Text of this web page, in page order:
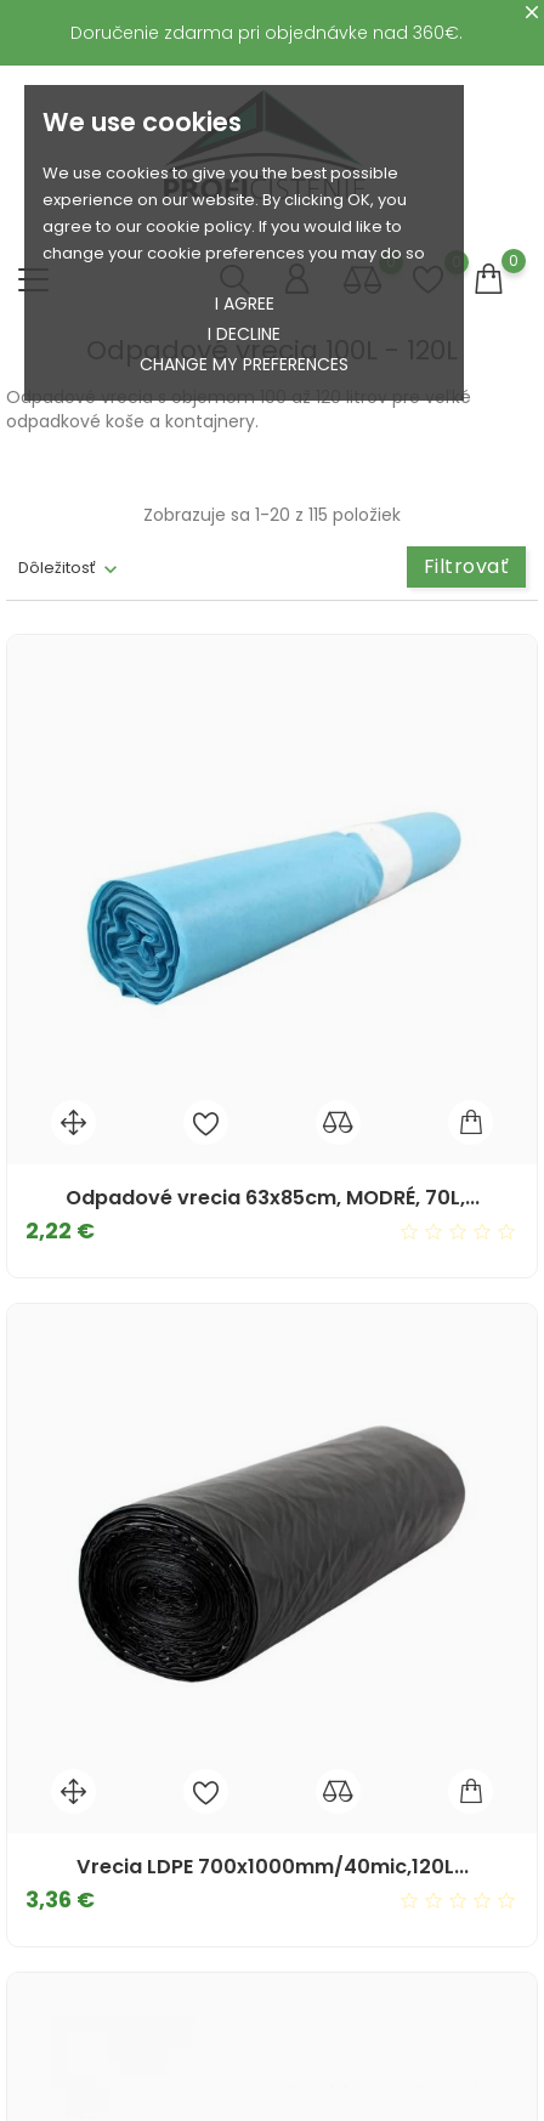
We use cookies
We use cookies to give you the best possible
experience on our website. By clicking OK, you
agree to our cookie policy. If you would like to
change your cookie preferences you may do so
I AGREE
I DECLINE
CHANGE MY PREFERENCES
Doručenie zdarma pri objednávke nad 360€.
0 0
Odpadové vrecia 100L - 120L
Odpadové vrecia s objemom 100 až 120 litrov pre veľké
odpadkové koše a kontajnery.
Dôležitosť Filtrovať
Zobrazuje sa 1-20 z 115 položiek
Odpadové vrecia 63x85cm, MODRÉ, 70L,...
2,22 €Cena
Vrecia LDPE 700x1000mm/40mic,120L...
3,36 €Cena